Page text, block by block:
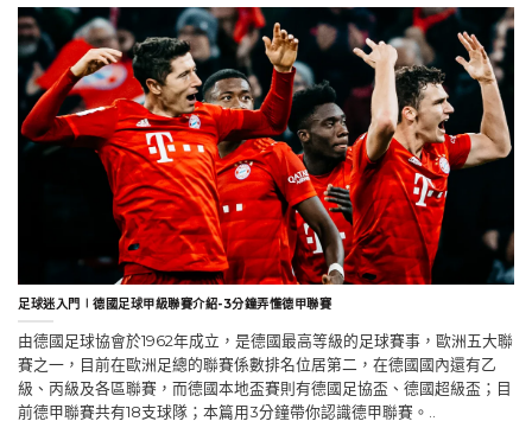
足球迷入門∣德國足球甲級聯賽介紹-3分鐘弄懂德甲聯賽
由德國足球協會於1962年成立，是德國最高等級的足球賽事，歐洲五大聯
賽之一，目前在歐洲足總的聯賽係數排名位居第二，在德國國內還有乙
級、丙級及各區聯賽，而德國本地盃賽則有德國足協盃、德國超級盃；目
前德甲聯賽共有18支球隊；本篇用3分鐘帶你認識德甲聯賽。..